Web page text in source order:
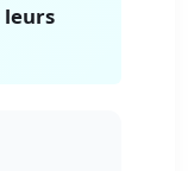
leurs